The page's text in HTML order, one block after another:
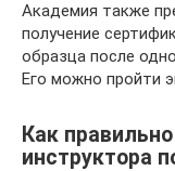
Академия также
получение
образца после
Его можно пройти
Как
инструктора